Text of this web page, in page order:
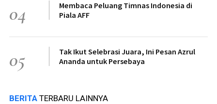
04
Membaca Peluang Timnas Indonesia di
Piala AFF
05
Tak Ikut Selebrasi Juara, Ini Pesan Azrul
Ananda untuk Persebaya
BERITA TERBARU LAINNYA